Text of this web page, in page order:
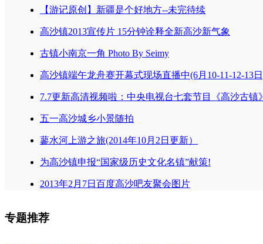
【游记原创】新疆是个好地方--未完待续
高沙镇2013宣传片 15分钟诠释全新高沙新气象
古镇小南京一角 Photo By Seimy
高沙镇端午龙舟赛开幕式现场直播中(6月10-11-12-13
7.7更新高清视频啦：中央电视台七套节目《高沙古镇
五一高沙城乡小景随拍
蓼水河上游之旅(2014年10月2日更新）
为高沙镇申报“国家级历史文化名镇”献策!
2013年2月7日百度高沙吧友聚会图片
专题推荐